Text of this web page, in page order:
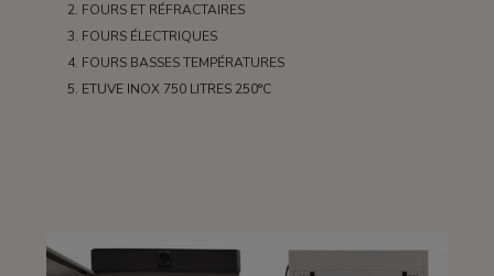
FOURS ET RÉFRACTAIRES
FOURS ÉLECTRIQUES
FOURS BASSES TEMPÉRATURES
ETUVE INOX 750 LITRES 250°C